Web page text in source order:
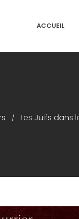
ACCUEIL
/ Les Juifs dans